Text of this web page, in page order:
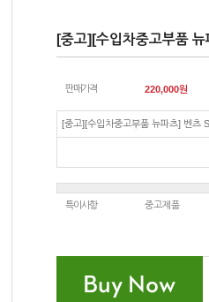
[중고][수입차중고부품
판매가격 220,000원
[중고][수입차중고부품 뉴파츠] 벤츠
특이사항 중고제품